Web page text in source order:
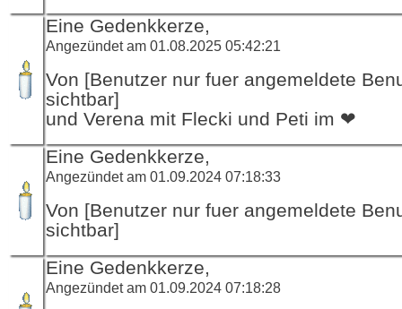
Eine Gedenkkerze,
Angezündet am 01.08.2025 05:42:21
Von [Benutzer nur fuer angemeldete
sichtbar]
und Verena mit Flecki und Peti im ❤
Eine Gedenkkerze,
Angezündet am 01.09.2024 07:18:33
Von [Benutzer nur fuer angemeldete
sichtbar]
Eine Gedenkkerze,
Angezündet am 01.09.2024 07:18:28